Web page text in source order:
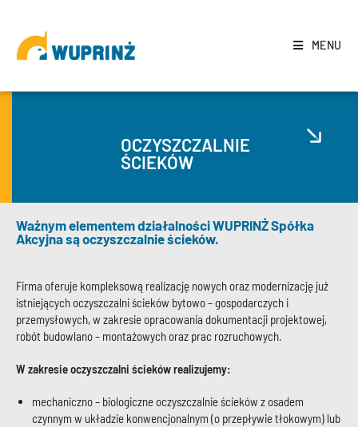
MENU
OCZYSZCZALNIE
ŚCIEKÓW
Ważnym elementem działalności WUPRINŻ Spółka
Akcyjna są oczyszczalnie ścieków.
Firma oferuje kompleksową realizację nowych oraz modernizację już
istniejących oczyszczalni ścieków bytowo – gospodarczych i
przemysłowych, w zakresie opracowania dokumentacji projektowej,
robót budowlano – montażowych oraz prac rozruchowych.
W zakresie oczyszczalni ścieków realizujemy:
mechaniczno – biologiczne oczyszczalnie ścieków z osadem
czynnym w układzie konwencjonalnym (o przepływie tłokowym) lub